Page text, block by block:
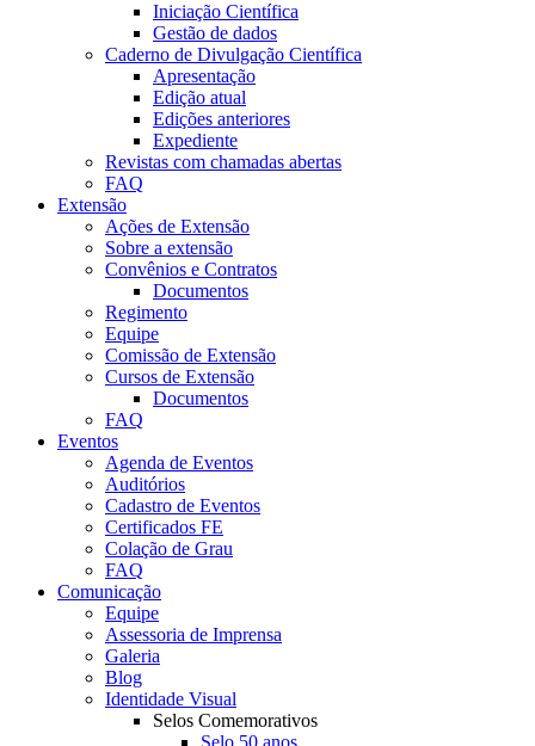
Iniciação Científica
Gestão de dados
Caderno de Divulgação Científica
Apresentação
Edição atual
Edições anteriores
Expediente
Revistas com chamadas abertas
FAQ
Extensão
Ações de Extensão
Sobre a extensão
Convênios e Contratos
Documentos
Regimento
Equipe
Comissão de Extensão
Cursos de Extensão
Documentos
FAQ
Eventos
Agenda de Eventos
Auditórios
Cadastro de Eventos
Certificados FE
Colação de Grau
FAQ
Comunicação
Equipe
Assessoria de Imprensa
Galeria
Blog
Identidade Visual
Selos Comemorativos
Selo 50 anos